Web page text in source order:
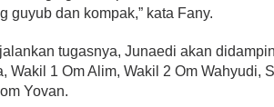
guyub dan kompak,” kata Fany.
tugasnya, Junaedi akan
Wakil 1 Om Alim, Wakil 2 Om Wahyudi,
Yovan.